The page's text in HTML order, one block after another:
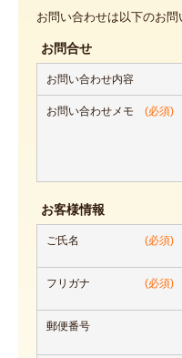
お問い合わせは以下のお
お問合せ
お問い合わせ内容
お問い合わせメモ (必須)
お客様情報
ご氏名 (必須)
フリガナ (必須)
郵便番号